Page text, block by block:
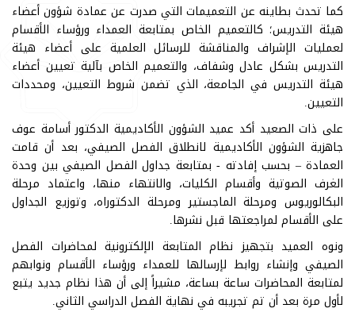
كما تحدث بطاينه عن التعميمات التي صدرت عن عمادة شؤون أعضاء
هيئة التدريس؛ كالتعميم الخاص بمتابعة العمداء ورؤساء الأقسام
لعمليات الإشراف والمناقشة للرسائل العلمية على أعضاء هيئة
التدريس بشكل عادل وشفاف، والتعميم الخاص بآلية تعيين أعضاء
هيئة التدريس في الجامعة، الذي تضمن شروط التعيين، ومحددات
التعيين.
على ذات الصعيد أكد عميد الشؤون الأكاديمية الدكتور أسامة عوف
جاهزية الشؤون الأكاديمية لانطلاق الفصل الصيفي، بعد أن قامت
العمادة – بحسب إفادته - بمتابعة جداول الفصل الصيفي بين وحدة
الغرف الصوتية وأقسام الكليات، والانتهاء منها، واعتماد مرحلة
البكالوريوس ومرحلة الماجستير ومرحلة الدكتوراه، وتوزيع الجداول
على الأقسام لمراجعتها قبل نشرها.
ونوه العميد بتجهيز نظام المتابعة الإلكترونية لمحاضرات الفصل
الصيفي وإنشاء روابط لإرسالها للعمداء ورؤساء الأقسام ونوابهم
لمتابعة المحاضرات ساعة بساعة، مشيراً إلى أن هذا نظام جديد يتبع
لأول مرة بعد أن تم تجريبه في نهاية الفصل الدراسي الثاني.